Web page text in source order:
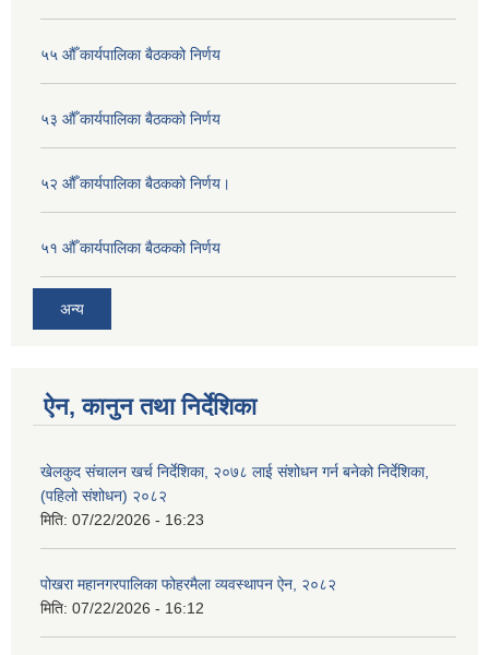
५५ औँ कार्यपालिका बैठकको निर्णय
५३ औँ कार्यपालिका बैठकको निर्णय
५२ औँ कार्यपालिका बैठकको निर्णय।
५१ औँ कार्यपालिका बैठकको निर्णय
अन्य
ऐन, कानुन तथा निर्देशिका
खेलकुद संचालन खर्च निर्देशिका, २०७८ लाई संशोधन गर्न बनेको निर्देशिका,
(पहिलो संशोधन) २०८२
मिति: 07/22/2026 - 16:23
पोखरा महानगरपालिका फोहरमैला व्यवस्थापन ऐन, २०८२
मिति: 07/22/2026 - 16:12